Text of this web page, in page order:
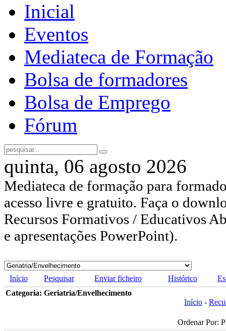
Inicial
Eventos
Mediateca de Formação
Bolsa de formadores
Bolsa de Emprego
Fórum
quinta, 06 agosto 2026
Mediateca de formação para
acesso livre e gratuito. Faça o
Recursos Formativos / Educativos
e apresentações PowerPoint).
Início Pesquisar Enviar ficheiro Histórico
Categoria: Geriatria/Envelhecimento
Início -
Ordenar Por: